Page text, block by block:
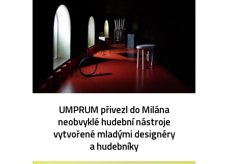
UMPRUM přivezl do Milána
neobvyklé hudební nástroje
vytvořené mladými designéry
a hudebníky